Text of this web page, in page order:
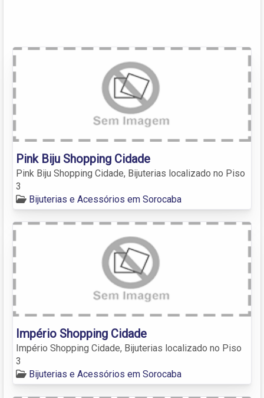
Pink Biju Shopping Cidade
Pink Biju Shopping Cidade, Bijuterias localizado no Piso
3
Bijuterias e Acessórios em Sorocaba
Império Shopping Cidade
Império Shopping Cidade, Bijuterias localizado no Piso
3
Bijuterias e Acessórios em Sorocaba